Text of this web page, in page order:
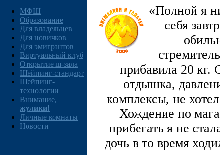
МФШ
Образование
Для владельцев
Для новичков
Для эмигрантов
Виртуальный клуб
Открытие ш-зала
Шейпинг-стандарт
Шейпинг-
технологии
Внимание,
жулики!
Личные комнаты
Новости
«Полной я
себя
прибавила 20 кг.
отдышка,
комплексы, не
Хождение по
прибегать я не
дочь в то время